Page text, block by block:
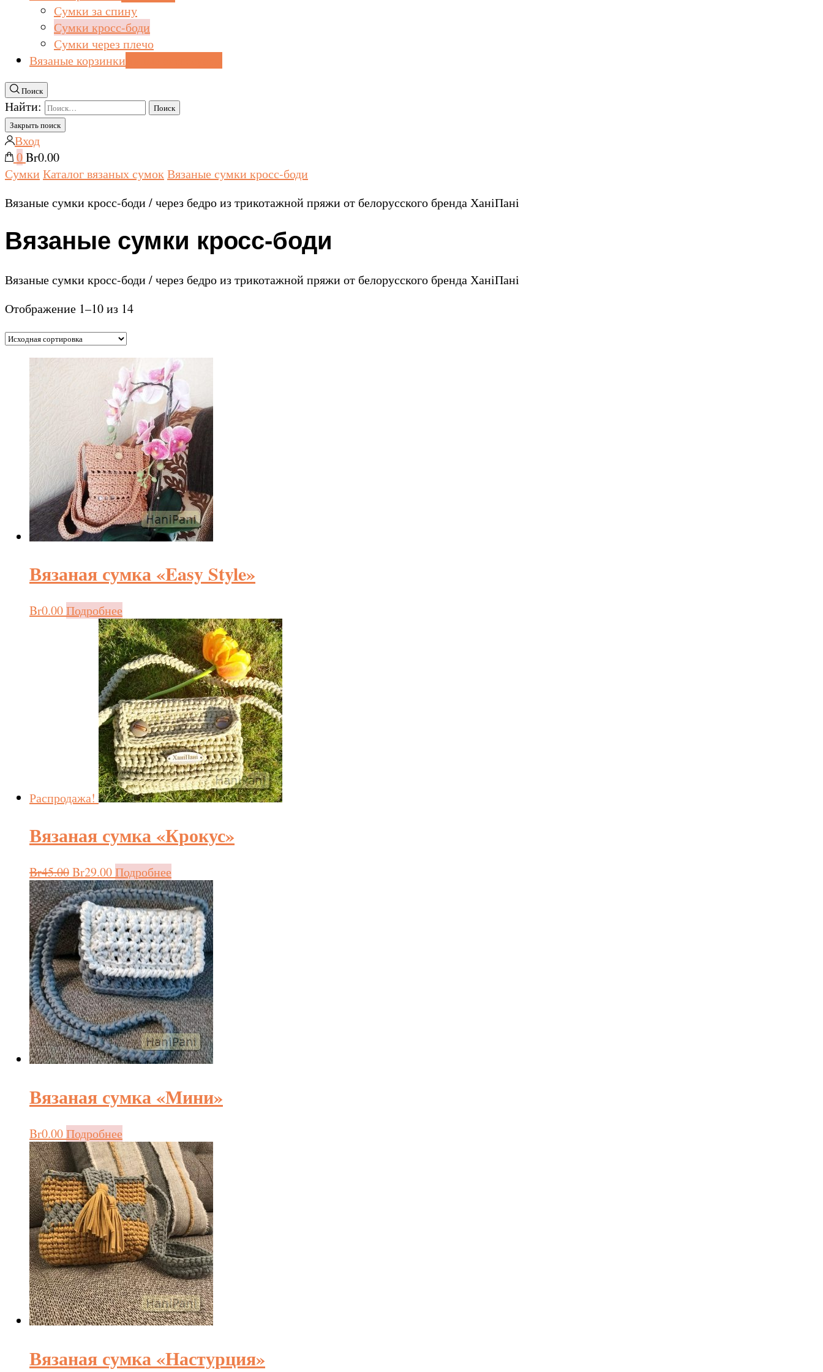
Сумки за спину
Сумки кросс-боди
Сумки через плечо
Вязаные корзинки
Поиск
Найти:
Закрыть поиск
Вход
0Br0.00
Сумки Каталог вязаных сумокВязаные сумки кросс-боди
Вязаные сумки кросс-боди / через бедро из трикотажной пряжи от белорусского бренда ХаніПані
Вязаные сумки кросс-боди
Вязаные сумки кросс-боди / через бедро из трикотажной пряжи от белорусского бренда ХаніПані
Отображение 1–10 из 14
Вязаная сумка «Easy Style»
Br0.00Подробнее
Распродажа!
Вязаная сумка «Крокус»
Br45.00Br29.00Подробнее
Вязаная сумка «Мини»
Br0.00Подробнее
Вязаная сумка «Настурция»